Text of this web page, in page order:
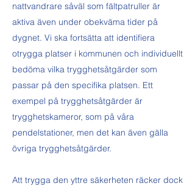
nattvandrare såväl som fältpatruller är
aktiva även under obekväma tider på
dygnet. Vi ska fortsätta att identifiera
otrygga platser i kommunen och individuellt
bedöma vilka trygghetsåtgärder som
passar på den specifika platsen. Ett
exempel på trygghetsåtgärder är
trygghetskameror, som på våra
pendelstationer, men det kan även gälla
övriga trygghetsåtgärder.
Att trygga den yttre säkerheten räcker dock